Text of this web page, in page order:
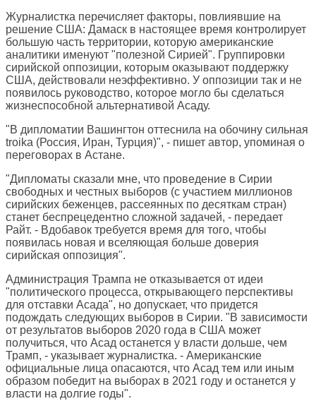
Журналистка перечисляет факторы, повлиявшие на
решение США: Дамаск в настоящее время контролирует
большую часть территории, которую американские
аналитики именуют "полезной Сирией". Группировки
сирийской оппозиции, которым оказывают поддержку
США, действовали неэффективно. У оппозиции так и не
появилось руководство, которое могло бы сделаться
жизнеспособной альтернативой Асаду.
"В дипломатии Вашингтон оттеснила на обочину сильная
troika (Россия, Иран, Турция)", - пишет автор, упоминая о
переговорах в Астане.
"Дипломаты сказали мне, что проведение в Сирии
свободных и честных выборов (с участием миллионов
сирийских беженцев, рассеянных по десяткам стран)
станет беспрецедентно сложной задачей, - передает
Райт. - Вдобавок требуется время для того, чтобы
появилась новая и вселяющая больше доверия
сирийская оппозиция".
Администрация Трампа не отказывается от идеи
"политического процесса, открывающего перспективы
для отставки Асада", но допускает, что придется
подождать следующих выборов в Сирии. "В зависимости
от результатов выборов 2020 года в США может
получиться, что Асад останется у власти дольше, чем
Трамп, - указывает журналистка. - Американские
официальные лица опасаются, что Асад тем или иным
образом победит на выборах в 2021 году и останется у
власти на долгие годы".